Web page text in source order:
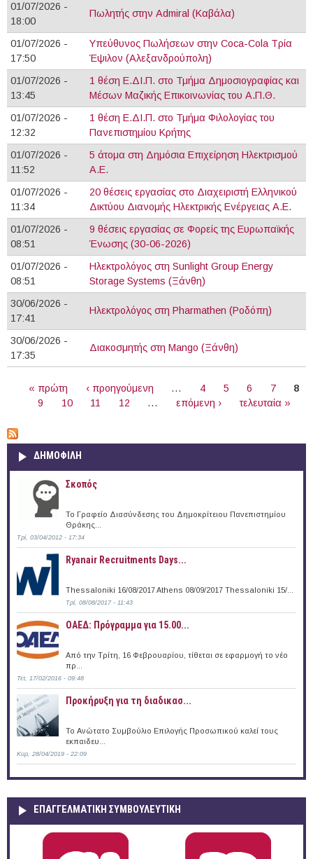
01/07/2026 -
18:00
Πωλητής στην Αdmiral (Καβάλα)
01/07/2026 -
17:50
Υπεύθυνος Πωλήσεων στην Coca-Cola Τρία
Έψιλον (Αλεξανδρούπολη)
01/07/2026 -
13:45
1 θέση Ε.ΔΙ.Π. στο Τμήμα Δημοσιογραφίας και
Μέσων Μαζικής Επικοινωνίας του Α.Π.Θ.
01/07/2026 -
12:32
1 θέση Ε.ΔΙ.Π. στο Τμήμα Φιλολογίας του
Πανεπιστημίου Κρήτης
01/07/2026 -
11:52
5 άτομα στη Δημόσια Επιχείρηση Ηλεκτρισμού
Α.Ε.
01/07/2026 -
11:34
20 θέσεις εργασίας στο Διαχειριστή Ελληνικού
Δικτύου Διανομής Ηλεκτρικής Ενέργειας Α.Ε.
01/07/2026 -
08:51
9 θέσεις εργασίας σε Φορείς της Ευρωπαϊκής
Ένωσης (30-06-2026)
01/07/2026 -
08:51
Ηλεκτρολόγος στη Sunlight Group Energy
Storage Systems (Ξάνθη)
30/06/2026 -
17:41
Ηλεκτρολόγος στη Pharmathen (Ροδόπη)
30/06/2026 -
17:35
Διακοσμητής στη Mango (Ξάνθη)
« πρώτη ‹ προηγούμενη … 4 5 6 7
8
9
10 11 12 … επόμενη › τελευταία »
ΔΗΜΟΦΙΛΗ
Σκοπός
Το Γραφείο Διασύνδεσης του Δημοκρίτειου Πανεπιστημίου
Θράκης...
Τρί, 03/04/2012 - 17:34
Ryanair Recruitments Days...
Thessaloniki 16/08/2017 Athens 08/09/2017 Thessaloniki 15/...
Τρί, 08/08/2017 - 11:43
ΟΑΕΔ: Πρόγραμμα για 15.00...
Από την Τρίτη, 16 Φεβρουαρίου, τίθεται σε εφαρμογή το νέο
πρ...
Τετ, 17/02/2016 - 09:48
Προκήρυξη για τη διαδικασ...
Το Ανώτατο Συμβούλιο Επιλογής Προσωπικού καλεί τους
εκπαιδευ...
Κυρ, 28/04/2019 - 22:09
ΕΠΑΓΓΕΛΜΑΤΙΚΉ ΣΥΜΒΟΥΛΕΥΤΙΚΉ